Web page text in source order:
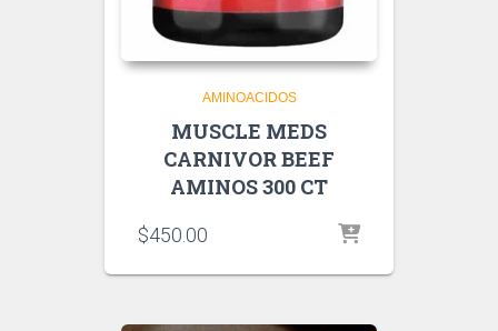
AMINOACIDOS
MUSCLE MEDS
CARNIVOR BEEF
AMINOS 300 CT
$450.00